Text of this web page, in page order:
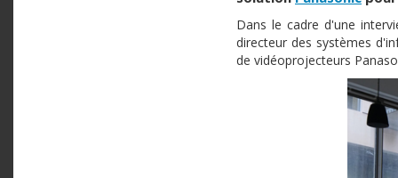
Dans le cadre d'une
directeur des systèmes
de vidéoprojecteurs